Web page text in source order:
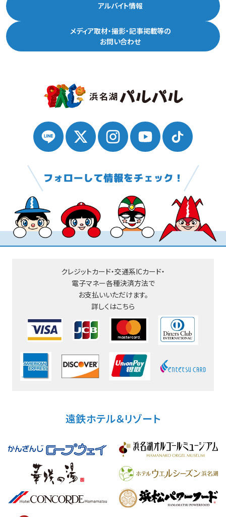
アルバイト情報
メディア取材・撮影・記事掲載等の
お問い合わせ
クレジットカード・交通系ICカード・
電子マネー各種決済方法で
お支払いいただけます。
詳しくはこちら
遠鉄ホテル＆リゾート